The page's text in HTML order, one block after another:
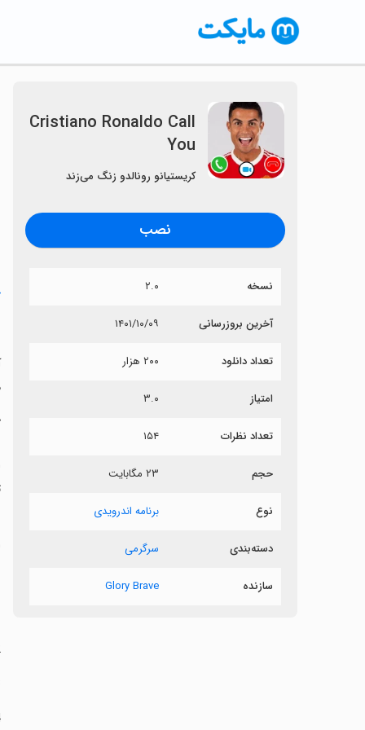
Cristiano Ronaldo Call
You
کریستیانو رونالدو زنگ می‌زند
نصب
نسخه ۲.۰
آخرین بروزرسانی ۱۴۰۱/۱۰/۰۹
تعداد دانلود ۲۰۰ هزار
امتیاز ۳.۰
تعداد نظرات ۱۵۴
حجم ۲۳ مگابایت
نوع برنامه اندرویدی
دسته‌بندی سرگرمی
سازنده Glory Brave
‏2. تماس ویدیویی یا تماس صوتی را انتخاب کنید
‏4. تنظیم تایمر